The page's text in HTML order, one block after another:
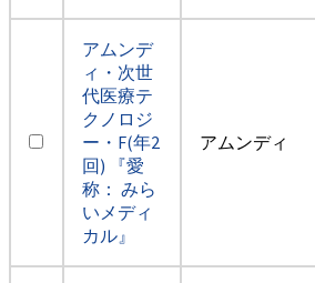
アムンデ
ィ・次世
代医療テ
クノロジ
ー・F(年2
回) 『愛
称： みら
いメディ
カル』
アムンディ